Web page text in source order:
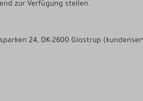
zur Verfügung stellen.
24, DK-2600 Glostrup